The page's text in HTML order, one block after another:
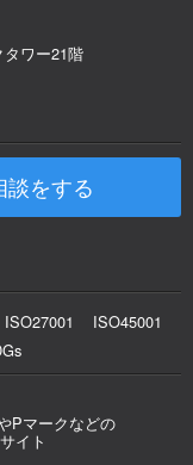
ワー21階
談をする
ISO27001
ISO45001
Pマークなどの
イト